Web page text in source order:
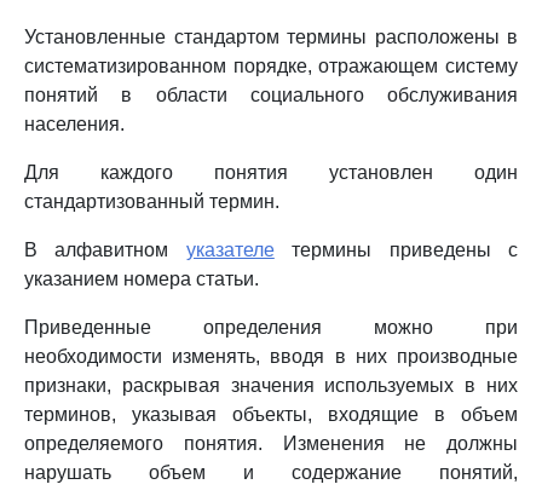
Установленные стандартом термины расположены в
систематизированном порядке, отражающем систему
понятий в области социального обслуживания
населения.
Для каждого понятия установлен один
стандартизованный термин.
В алфавитном указателетермины приведены с
указанием номера статьи.
Приведенные определения можно при
необходимости изменять, вводя в них производные
признаки, раскрывая значения используемых в них
терминов, указывая объекты, входящие в объем
определяемого понятия. Изменения не должны
нарушать объем и содержание понятий,